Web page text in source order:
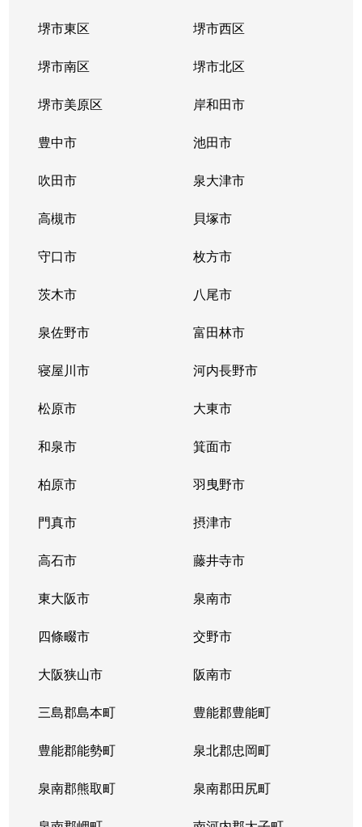
堺市東区 堺市西区
堺市南区 堺市北区
堺市美原区 岸和田市
豊中市 池田市
吹田市 泉大津市
高槻市 貝塚市
守口市 枚方市
茨木市 八尾市
泉佐野市 富田林市
寝屋川市 河内長野市
松原市 大東市
和泉市 箕面市
柏原市 羽曳野市
門真市 摂津市
高石市 藤井寺市
東大阪市 泉南市
四條畷市 交野市
大阪狭山市 阪南市
三島郡島本町 豊能郡豊能町
豊能郡能勢町 泉北郡忠岡町
泉南郡熊取町 泉南郡田尻町